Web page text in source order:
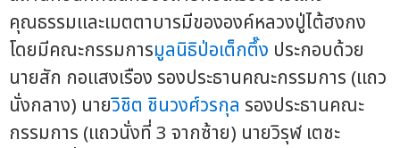
คุณธรรมและเมตตาบารมีขององค์หลวงปู่ไต้ฮงกง
โดยมีคณะกรรมการมูลนิธิป่อเต็กตึ๊ง ประกอบด้วย
นายสัก กอแสงเรือง รองประธานคณะกรรมการ (แถว
นั่งกลาง) นายวิชิต ชินวงศ์วรกุล รองประธานคณะ
กรรมการ (แถวนั่งที่ 3 จากซ้าย) นายวิรุฬ เตชะ